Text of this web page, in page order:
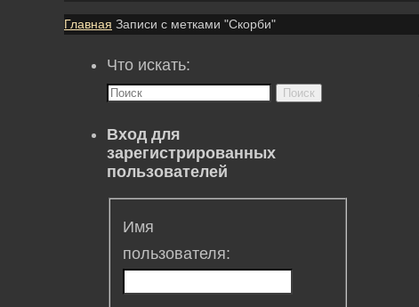
Главная Записи с метками "Скорби"
Что искать:
Поиск
Вход для
зарегистрированных
пользователей
Имя
пользователя: